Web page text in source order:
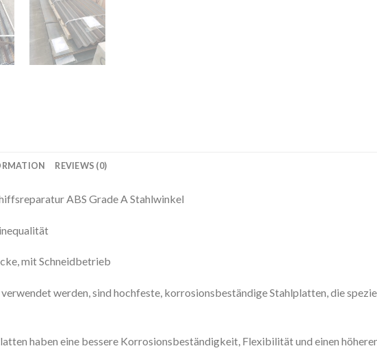
REVIEWS (0)
ABS Grade A Stahlwinkel
mit Schneidbetrieb
werden, sind hochfeste, korrosionsbeständige Stahlplatten, die
haben eine bessere Korrosionsbeständigkeit, Flexibilität und einen